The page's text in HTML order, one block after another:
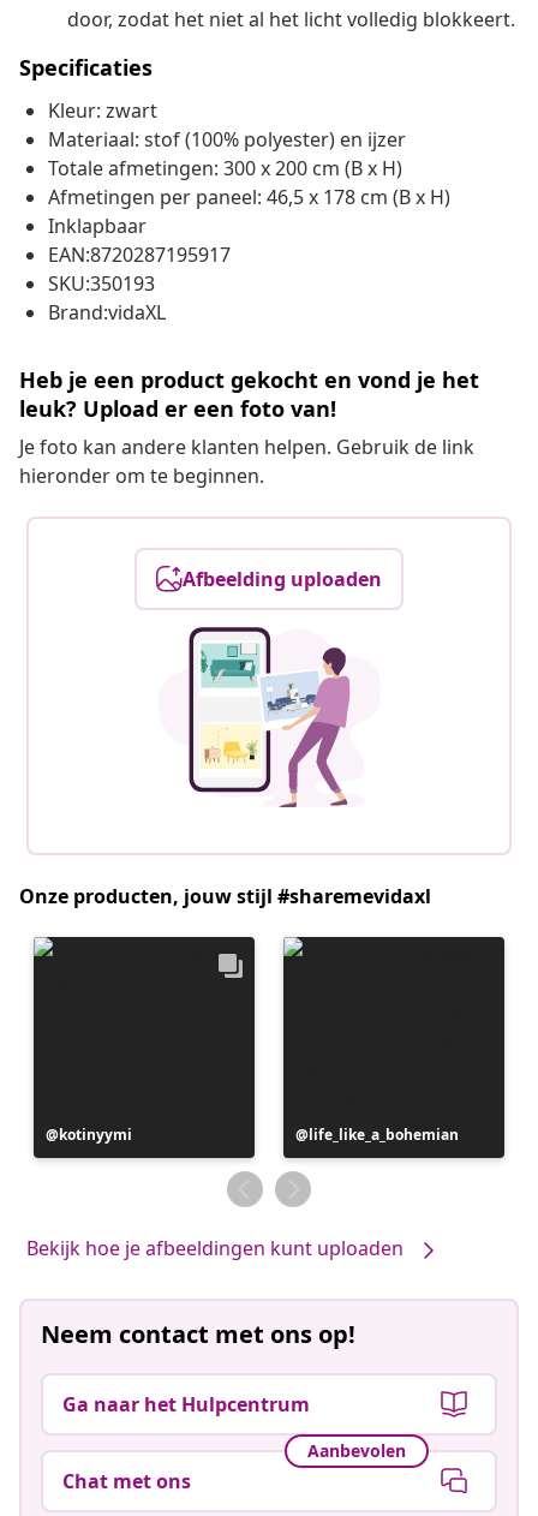
door, zodat het niet al het licht volledig blokkeert.
Specificaties
Kleur: zwart
Materiaal: stof (100% polyester) en ijzer
Totale afmetingen: 300 x 200 cm (B x H)
Afmetingen per paneel: 46,5 x 178 cm (B x H)
Inklapbaar
EAN:8720287195917
SKU:350193
Brand:vidaXL
Heb je een product gekocht en vond je het
leuk? Upload er een foto van!
Je foto kan andere klanten helpen. Gebruik de link
hieronder om te beginnen.
Afbeelding uploaden
Onze producten, jouw stijl #sharemevidaxl
Bericht
gepubliceerd
kotinyymi
Bericht
gepubliceerd
door
life_like_a_bohemian
Bekijk hoe je afbeeldingen kunt uploaden
Neem contact met ons op!
Ga naar het Hulpcentrum
Aanbevolen
Chat met ons